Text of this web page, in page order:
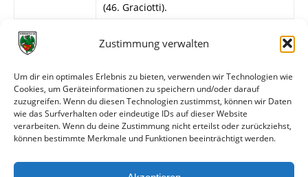
Zustimmung verwalten
Um dir ein optimales Erlebnis zu bieten, verwenden wir Technologien wie
Cookies, um Geräteinformationen zu speichern und/oder darauf
zuzugreifen. Wenn du diesen Technologien zustimmst, können wir Daten
wie das Surfverhalten oder eindeutige IDs auf dieser Website
verarbeiten. Wenn du deine Zustimmung nicht erteilst oder zurückziehst,
können bestimmte Merkmale und Funktionen beeinträchtigt werden.
(46. Graciotti).
Weitere Daten
Alle bisherigen Partien der beiden Mannschaften
anzeigen
Das sagen die Medien zum Spiel
wormatia.de Unentschieden im ersten